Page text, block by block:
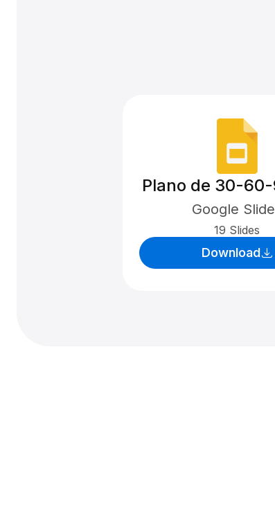
Plano de 30-
Google
19 Slides
Download